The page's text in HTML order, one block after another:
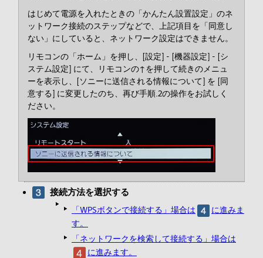
はじめて電源を入れたときの「かんたん設置設定」のネ
ットワーク接続のステップなどで、上記項目を「同意し
ない」にしていると、ネットワーク設定はできません。
リモコンの「ホーム」を押し、[設定] - [機器設定] - [シ
ステム設定] にて、リモコンの↑を押して続きのメニュ
ーを表示し、[ソニーに送信される情報について] を [同
意する] に変更したのち、再び手順.2の操作をお試しく
ださい。
接続方法を選択する
「WPSボタンで接続する」場合は
に進みま
す。
「ネットワークを検索して接続する」場合は
に進みます。